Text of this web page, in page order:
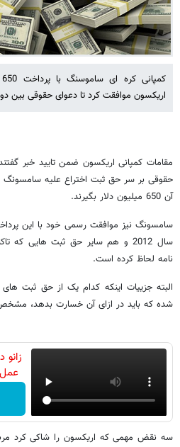
اریکسون موافقت کرد تا دعوای حقوقی بین دو
مقامات کمپانی اریکسون ضمن تایید خبر
آن 650 میلیون دلار بگیرند.
سامسونگ نیز موافقت رسمی خود با این
سال 2012 و هم سایر حق ثبت هایی
نامه لحاظ کرده است.
شده که باید در ازای آن خسارت بدهد،
سه نقض مهمی که اریکسون را شاکی کرد